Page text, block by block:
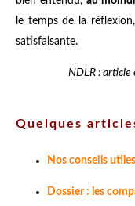
le temps de la
satisfaisante.
NDLR : article
Quelques
Nos conseils
Dossier : les